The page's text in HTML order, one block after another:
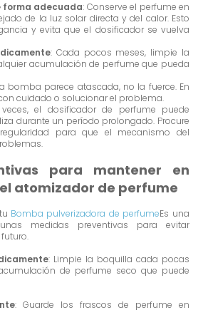
forma adecuada: Conserve el perfume en
de la luz solar directa y del calor. Esto
y evita que el dosificador se vuelva
: Cada pocos meses, limpie la
acumulación de perfume que pueda
bomba parece atascada, no la fuerce. En
cuidado o solucionar el problema.
el dosificador de perfume puede
durante un período prolongado. Procure
para que el mecanismo del
para mantener en
atomizador de perfume
Bomba pulverizadora de perfumeEs una
medidas preventivas para evitar
: Limpie la boquilla cada pocas
de perfume seco que puede
: Guarde los frascos de perfume en